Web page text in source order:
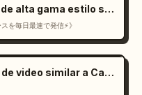
Generador de landing pages de alta gama estilo suizo en React
を毎日最速で発信⚡️》
Interfaz de usuario de editor de video similar a CapCut en Gemini